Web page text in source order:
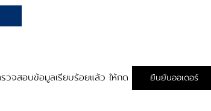
วจสอบข้อมูลเรียบร้อยแล้ว ให้กด ยืนยันออเดอร์